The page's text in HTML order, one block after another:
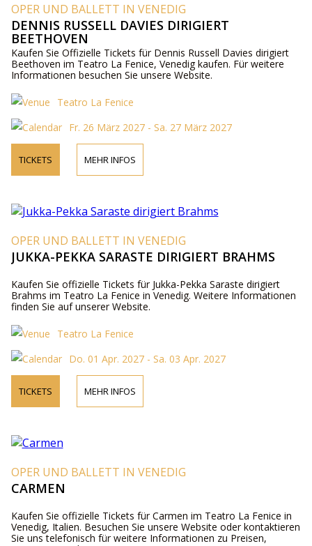
OPER UND BALLETT IN VENEDIG
DENNIS RUSSELL DAVIES DIRIGIERT
BEETHOVEN
Kaufen Sie Offizielle Tickets für Dennis Russell Davies dirigiert
Beethoven im Teatro La Fenice, Venedig kaufen. Für weitere
Informationen besuchen Sie unsere Website.
Teatro La Fenice
Fr. 26 März 2027 - Sa. 27 März 2027
TICKETS MEHR INFOS
OPER UND BALLETT IN VENEDIG
JUKKA-PEKKA SARASTE DIRIGIERT BRAHMS
Kaufen Sie offizielle Tickets für Jukka-Pekka Saraste dirigiert
Brahms im Teatro La Fenice in Venedig. Weitere Informationen
finden Sie auf unserer Website.
Teatro La Fenice
Do. 01 Apr. 2027 - Sa. 03 Apr. 2027
TICKETS MEHR INFOS
OPER UND BALLETT IN VENEDIG
CARMEN
Kaufen Sie offizielle Tickets für Carmen im Teatro La Fenice in
Venedig, Italien. Besuchen Sie unsere Website oder kontaktieren
Sie uns telefonisch für weitere Informationen zu Preisen,